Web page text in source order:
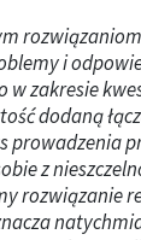
i
zakresie
dodaną
prowadzenia
z
rozwiązanie